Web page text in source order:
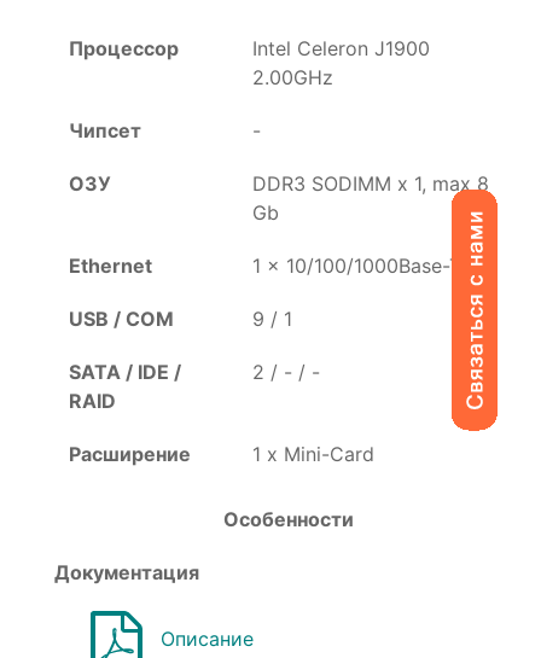
Процессор
Intel Celeron J1900
2.00GHz
Чипсет -
ОЗУ
DDR3 SODIMM x 1, max 8
Gb
Ethernet 1 x 10/100/1000Base-TX
USB / COM 9 / 1
SATA / IDE /
RAID
2 / - / -
Расширение 1 x Mini-Card
Особенности
Документация
Описание